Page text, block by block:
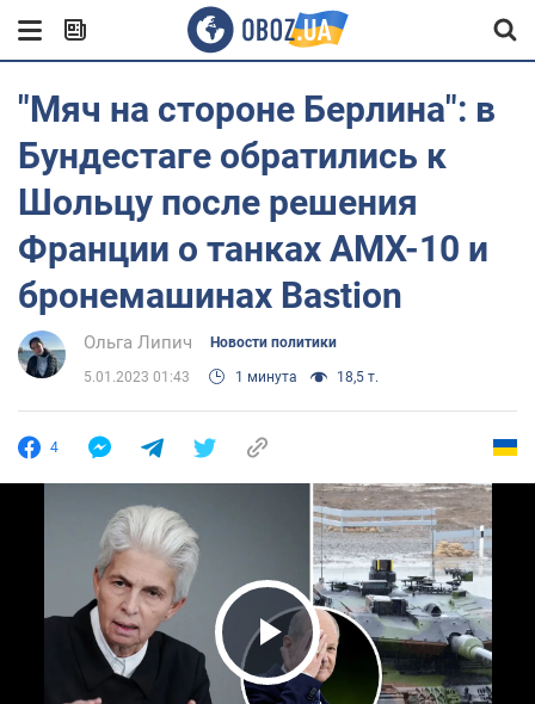
"Мяч на стороне Берлина": в
Бундестаге обратились к
Шольцу после решения
Франции о танках AMX-10 и
бронемашинах Bastion
Ольга Липич Новости политики
5.01.2023 01:43 1 минута 18,5 т.
4
Play Video